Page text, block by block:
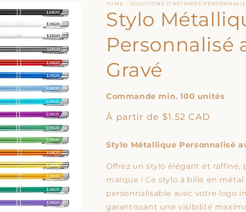
YUME - SOLUTIONS D'AFFAIRES
Stylo
Personnalisé
Gravé
Commande min. 100 unités
Prix
À partir de $1.52 CAD
Stylo Métallique Personnalisé
Offrez un stylo élégant et
marque ! Ce stylo à bille en
personnalisable avec votre logo
garantissant une visibilité